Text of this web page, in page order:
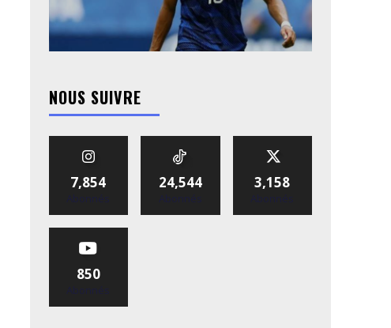
NOUS SUIVRE
7,854
Abonnés
24,544
Abonnés
3,158
Abonnés
850
Abonnés